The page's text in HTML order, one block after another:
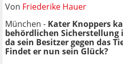
Von Friederike Hauer
München - Kater Knoppers
behördlichen Sicherstellung
da sein Besitzer gegen das
Findet er nun sein Glück?